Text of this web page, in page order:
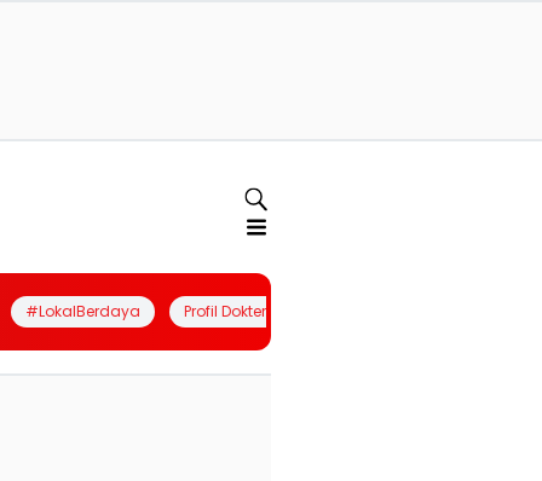
#LokalBerdaya Profil Dokter